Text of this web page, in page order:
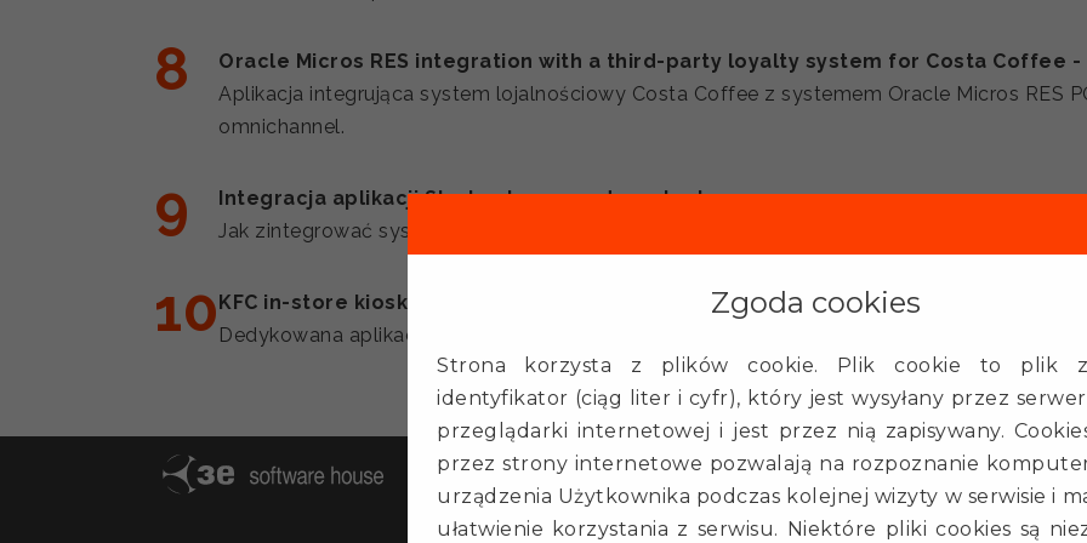
Zgoda cookies
Strona korzysta z plików cookie. Plik cookie to plik
identyfikator (ciąg liter i cyfr), który jest wysyłany przez
przeglądarki internetowej i jest przez nią zapisywany.
przez strony internetowe pozwalają na rozpoznanie
urządzenia Użytkownika podczas kolejnej wizyty w serwisie i
ułatwienie korzystania z serwisu. Niektóre pliki cookies są
Oracle Micros RES integration with a third-party loyalty system for Costa Coffee
Aplikacja integrująca system lojalnościowy Costa Coffee z systemem Oracle Micros RES
omnichannel.
Integracja aplikacji Starbucks z urzędem skarbowym
Jak zintegrować system lojalnościowy restauracji z czeskim automatycznym systemem
KFC in-store kiosks - 3e Software House
Dedykowana aplikacja zasilająca kioski samoobsługowe w jednej z najbardziej
Siedziba
3e software house
Kontakt
(+48) 725 935 000